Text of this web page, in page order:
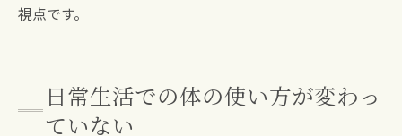
視点です。
日常生活での体の使い方が変わっ
ていない